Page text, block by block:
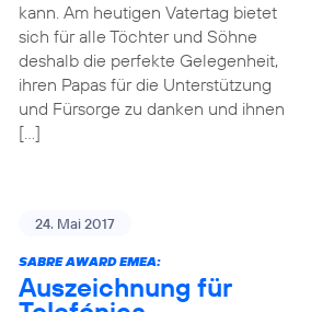
kann. Am heutigen Vatertag bietet
sich für alle Töchter und Söhne
deshalb die perfekte Gelegenheit,
ihren Papas für die Unterstützung
und Fürsorge zu danken und ihnen
[…]
24. Mai 2017
SABRE AWARD EMEA:
Auszeichnung für